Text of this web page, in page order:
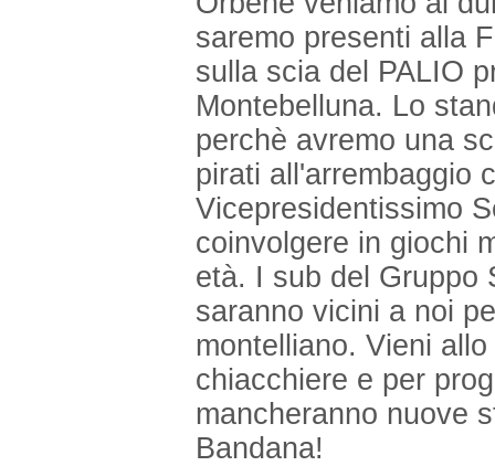
saremo presenti alla
sulla scia del PALIO
Montebelluna. Lo
perchè avremo una
pirati all'arrembaggio
Vicepresidentissimo
coinvolgere in giochi
età. I sub del Gruppo
saranno vicini a noi
montelliano. Vieni
chiacchiere e per
mancheranno
Bandana!